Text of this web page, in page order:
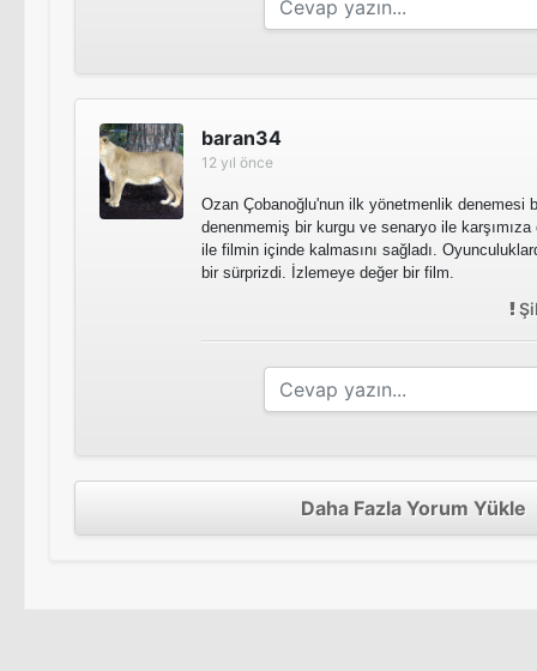
baran34
12 yıl önce
Ozan Çobanoğlu'nun ilk yönetmenlik denemesi
denenmemiş bir kurgu ve senaryo ile
ile filmin içinde kalmasını sağladı.
bir sürprizdi. İzlemeye değer bir film.
Daha Fazla Yorum Yükle